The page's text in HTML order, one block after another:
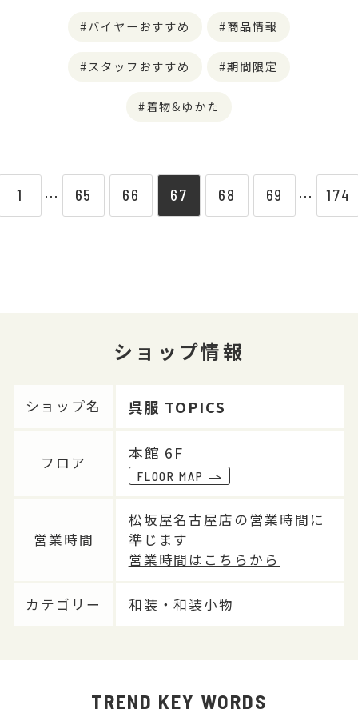
バイヤーおすすめ 商品情報
スタッフおすすめ 期間限定
着物&ゆかた
1 ⋯ 65 66 67 68 69 ⋯ 174
ショップ情報
ショップ名 呉服 TOPICS
フロア
本館 6F
FLOOR MAP
営業時間
松坂屋名古屋店の営業時間に
準じます
営業時間はこちらから
カテゴリー 和装・和装小物
TREND KEY WORDS